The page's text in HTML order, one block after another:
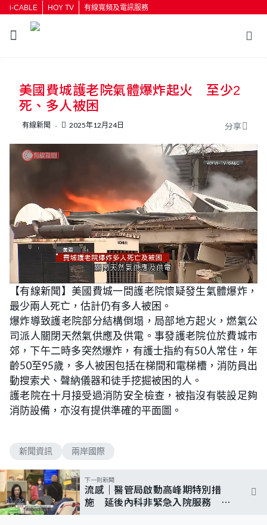
i-CABLE HOY TV 有線寬頻及電訊服務
按輸入鍵開始搜尋
美國費城護老院氣體爆炸起火 至少2
死、多人被困
有線新聞 2025年12月24日 分享
U
n
m
t
e
o
a
d
e
d
:
6
2
.
5
0
%
【有線新聞】美國費城一間護老院懷疑發生氣體爆炸，
最少兩人死亡，估計仍有多人被困。
爆炸導致護老院部分結構倒塌，局部地方起火，燃氣公
司派人關閉天然氣供應及供電。事發護老院位於費城市
郊，下午二時多突然爆炸，有護士指約有50人常住，年
齡50至95歲，多人被困包括在梯間和電梯槽，消防員出
動搜索犬、聲納儀器和徒手挖掘被困的人。
護老院在十月接受過消防安全檢查，被指沒有裝設足夠
消防設備，亦沒有提供準確的平面圖。
新聞資訊 兩岸國際
下一則新聞
流感｜醫管局啟動高峰期特別措
施 延後內科非緊急入院服務 強